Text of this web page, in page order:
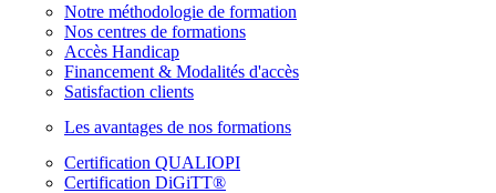
Notre méthodologie de formation
Nos centres de formations
Accès Handicap
Financement & Modalités d'accès
Satisfaction clients
Les avantages de nos formations
Certification QUALIOPI
Certification DiGiTT®